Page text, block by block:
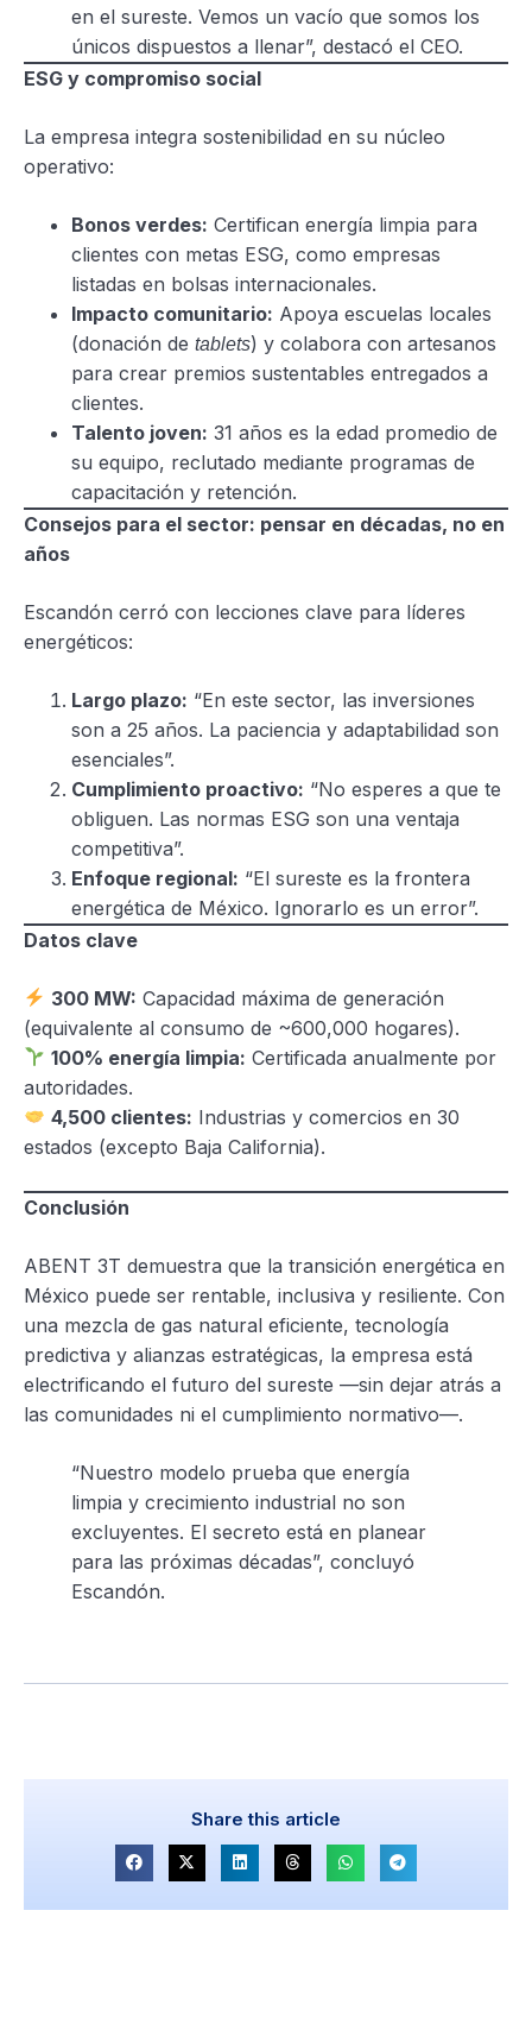
en el sureste. Vemos un vacío que somos los
únicos dispuestos a llenar”, destacó el CEO.
ESG y compromiso social
La empresa integra sostenibilidad en su núcleo
operativo:
Bonos verdes: Certifican energía limpia para
clientes con metas ESG, como empresas
listadas en bolsas internacionales.
Impacto comunitario: Apoya escuelas locales
(donación de tablets) y colabora con artesanos
para crear premios sustentables entregados a
clientes.
Talento joven: 31 años es la edad promedio de
su equipo, reclutado mediante programas de
capacitación y retención.
Consejos para el sector: pensar en décadas, no en
años
Escandón cerró con lecciones clave para líderes
energéticos:
Largo plazo: “En este sector, las inversiones
son a 25 años. La paciencia y adaptabilidad son
esenciales”.
Cumplimiento proactivo: “No esperes a que te
obliguen. Las normas ESG son una ventaja
competitiva”.
Enfoque regional: “El sureste es la frontera
energética de México. Ignorarlo es un error”.
Datos clave
300 MW: Capacidad máxima de generación
(equivalente al consumo de ~600,000 hogares).
100% energía limpia: Certificada anualmente por
autoridades.
4,500 clientes: Industrias y comercios en 30
estados (excepto Baja California).
Conclusión
ABENT 3T demuestra que la transición energética en
México puede ser rentable, inclusiva y resiliente. Con
una mezcla de gas natural eficiente, tecnología
predictiva y alianzas estratégicas, la empresa está
electrificando el futuro del sureste —sin dejar atrás a
las comunidades ni el cumplimiento normativo—.
“Nuestro modelo prueba que energía
limpia y crecimiento industrial no son
excluyentes. El secreto está en planear
para las próximas décadas”, concluyó
Escandón.
Share this article